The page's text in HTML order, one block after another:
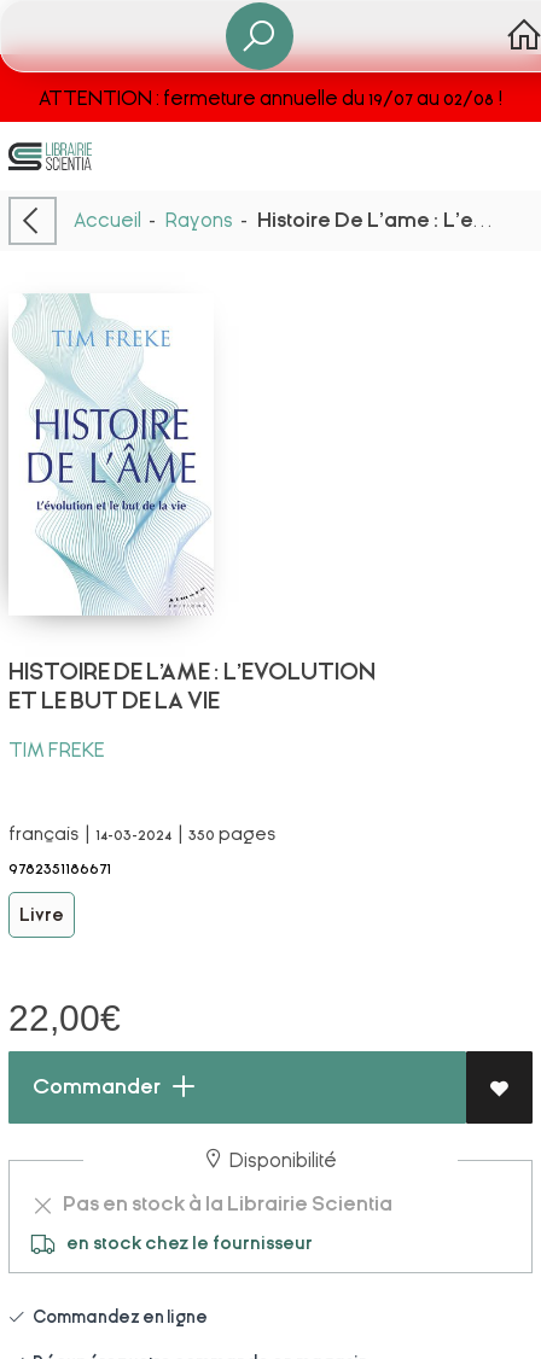
ATTENTION : fermeture annuelle du 19/07 au 02/08 !
Accueil - Rayons - Histoire De L'ame : L'evolution Et Le But De La Vie
HISTOIRE DE L'AME : L'EVOLUTION
ET LE BUT DE LA VIE
TIM FREKE
français | 14-03-2024 | 350 pages
9782351186671
Livre
22,00€
Commander
Disponibilité
Pas en stock à la Librairie Scientia
en stock chez le fournisseur
Commandez en ligne